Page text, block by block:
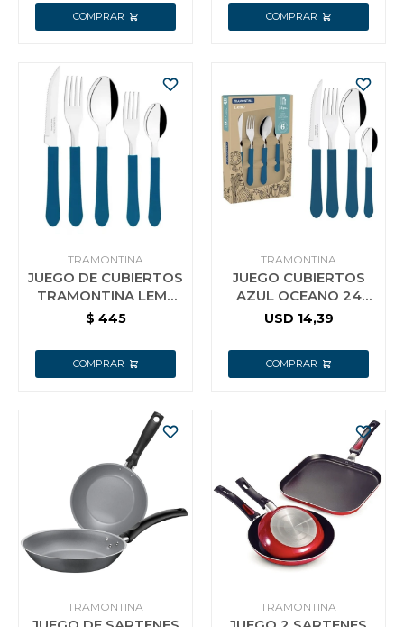
TRAMONTINA
JUEGO DE CUBIERTOS
TRAMONTINA LEME
DE 20 PIEZAS
$ 445
TRAMONTINA
JUEGO CUBIERTOS
AZUL OCEANO 24
PIEZAS LEME
946
USD 14,39
TRAMONTINA TRAMONTINA
Gastronomía
Ferretería
Vestimenta y calzado